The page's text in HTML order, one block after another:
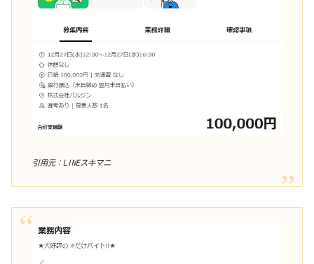
引用元：LINEスキマニ